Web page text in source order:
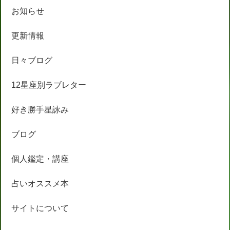
お知らせ
更新情報
日々ブログ
12星座別ラブレター
好き勝手星詠み
ブログ
個人鑑定・講座
占いオススメ本
サイトについて